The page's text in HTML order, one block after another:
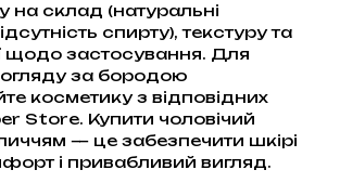
на склад (натуральні
спирту), текстуру та
щодо застосування. Для
за бородою
косметику з відповідних
Store. Купити чоловічий
— це забезпечити шкірі
і привабливий вигляд.